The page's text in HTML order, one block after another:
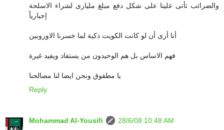
والضرائب تأتى علينا على شكل دفع مبلغ مليارى لشراء الاسلحة
إجبارياً
أنا أرى أن لو كانت الكويت ذكية لما خسرنا الاوروبين
فهم الاساس بل هم الوحيدون من يستفاد ويفيد غيرة
يا مطقوق ونحن ايضا لنا مصالحنا
Reply
Mohammad Al-Yousifi
28/6/08 10:48 AM